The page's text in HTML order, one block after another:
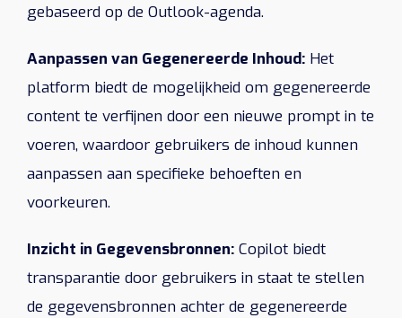
gebaseerd op de Outlook-agenda.
Aanpassen van Gegenereerde Inhoud: Het
platform biedt de mogelijkheid om gegenereerde
content te verfijnen door een nieuwe prompt in te
voeren, waardoor gebruikers de inhoud kunnen
aanpassen aan specifieke behoeften en
voorkeuren.
Inzicht in Gegevensbronnen: Copilot biedt
transparantie door gebruikers in staat te stellen
de gegevensbronnen achter de gegenereerde